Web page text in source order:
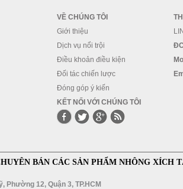
VỀ CHÚNG TÔI
Giới thiệu
Dịch vụ nổi trội
Điều khoản điều kiện
Đối tác chiến lược
Đóng góp ý kiến
KẾT NỐI VỚI CHÚNG TÔI
BÁN CÁC SẢN PHẨM NHÔNG XÍCH
Phường 12, Quận 3, TP.HCM